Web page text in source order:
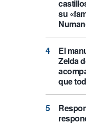
su
El
Zelda
que